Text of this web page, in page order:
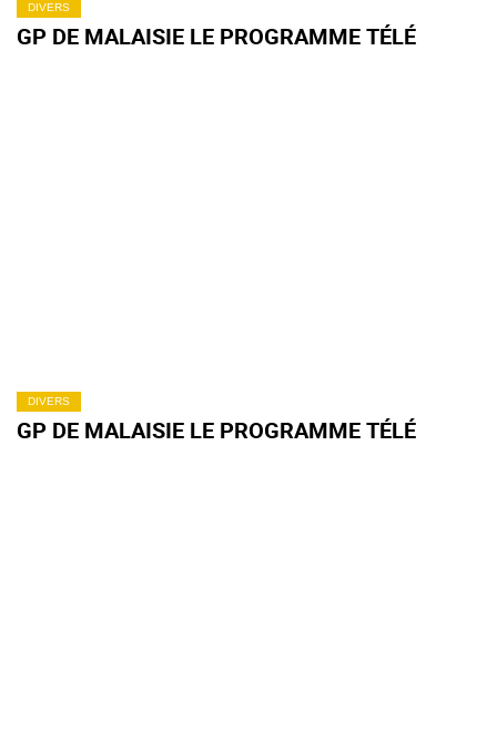
DIVERS
GP DE MALAISIE LE PROGRAMME TÉLÉ
DIVERS
GP DE MALAISIE LE PROGRAMME TÉLÉ